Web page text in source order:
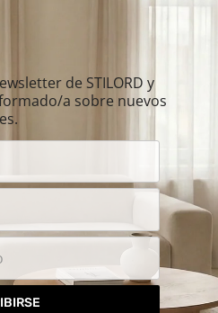
de STILORD y
a sobre nuevos